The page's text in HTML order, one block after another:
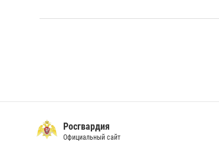
Росгвардия
Официальный сайт